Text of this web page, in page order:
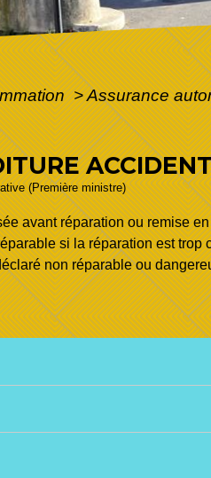
>Assurance
(Première ministre)
avant réparation ou remise
si la réparation est
non réparable ou